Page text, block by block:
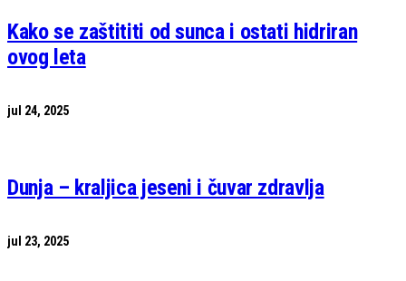
Kako se zaštititi od sunca i ostati hidriran
ovog leta
jul 24, 2025
Dunja – kraljica jeseni i čuvar zdravlja
jul 23, 2025